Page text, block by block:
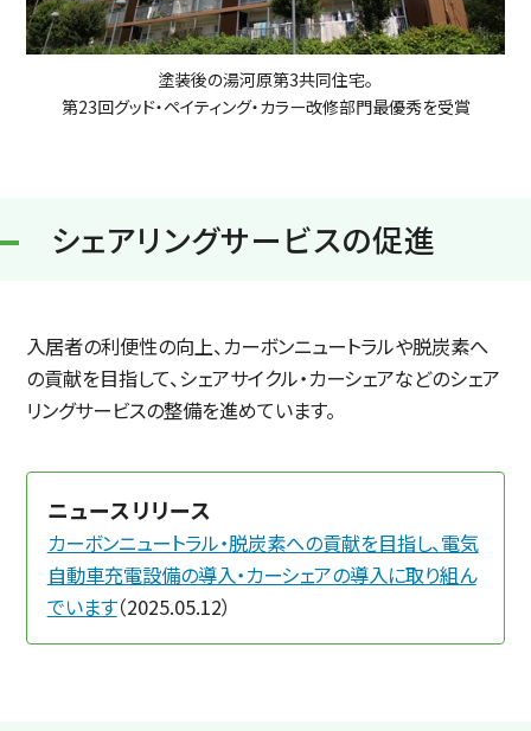
塗装後の湯河原第3共同住宅。
第23回グッド・ペイティング・カラー改修部門最優秀を受賞
シェアリングサービスの促進
入居者の利便性の向上、カーボンニュートラルや脱炭素へ
の貢献を目指して、シェアサイクル・カーシェアなどのシェア
リングサービスの整備を進めています。
ニュースリリース
カーボンニュートラル・脱炭素への貢献を目指し、電気
自動車充電設備の導入・カーシェアの導入に取り組ん
でいます（2025.05.12）